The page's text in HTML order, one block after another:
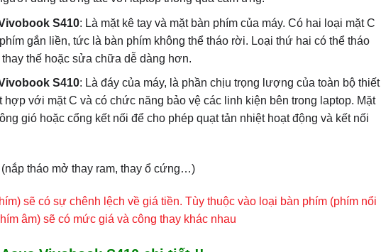
S410: Là mặt kê tay và mặt bàn phím của máy. Có hai loại mặt C
gắn liền, tức là bàn phím không thể tháo rời. Loại thứ hai có thể tháo
thế hoặc sửa chữa dễ dàng hơn.
S410: Là đáy của máy, là phần chịu trọng lượng của toàn bộ thiết
với mặt C và có chức năng bảo vệ các linh kiện bên trong laptop. Mặt
gió hoặc cổng kết nối để cho phép quạt tản nhiệt hoạt động và kết nối
tháo mở thay ram, thay ổ cứng…)
sẽ có sự chênh lệch về giá tiền. Tùy thuộc vào loại bàn phím (phím nổi
âm) sẽ có mức giá và công thay khác nhau